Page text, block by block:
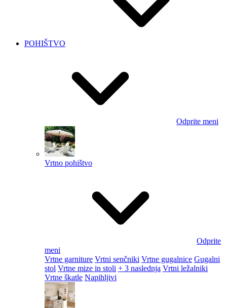
POHIŠTVO
Odprite meni
Vrtno pohištvo
Odprite
meni
Vrtne garniture Vrtni senčniki Vrtne gugalnice Gugalni
stol Vrtne mize in stoli + 3 naslednja Vrtni ležalniki
Vrtne škatle Napihljivi